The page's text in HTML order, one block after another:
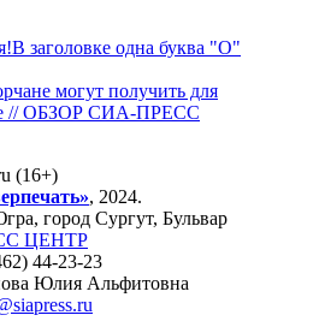
заголовке одна буква "О"
могут получить для
// ОБЗОР СИА-ПРЕСС
(16+)
, 2024.
, город Сургут, Бульвар
ЦЕНТР
44-23-23
Юлия Альфитовна